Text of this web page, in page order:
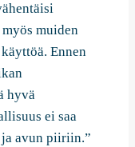
muiden
Ennen
hyvä
ei saa
ja avun piiriin.”